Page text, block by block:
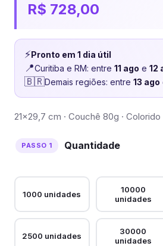
R$ 728,00
⚡Pronto em 1 dia útil
📍Curitiba e RM: entre 11 ago e 12
🇧🇷Demais regiões: entre 13 ago
21×29,7 cm · Couchê 80g ·
Quantidade
1000 unidades
10000
unidades
2500 unidades
30000
unidades